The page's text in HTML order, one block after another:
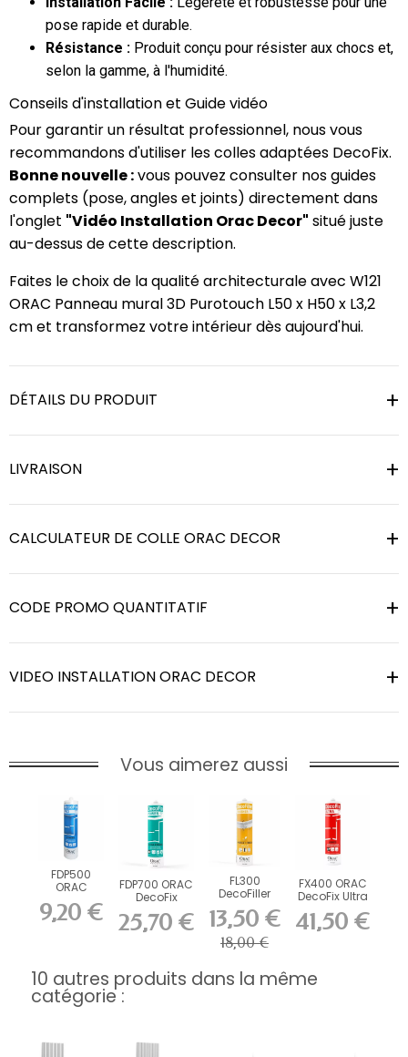
pose rapide et durable.
Résistance : Produit conçu pour résister aux chocs et,
selon la gamme, à l'humidité.
Conseils d'installation et Guide vidéo
Pour garantir un résultat professionnel, nous vous
recommandons d'utiliser les colles adaptées DecoFix.
Bonne nouvelle :vous pouvez consulter nos guides
complets (pose, angles et joints) directement dans
l'onglet "Vidéo Installation Orac Decor" situé juste
au-dessus de cette description.
Faites le choix de la qualité architecturale avec W121
ORAC Panneau mural 3D Purotouch L50 x H50 x L3,2
cm et transformez votre intérieur dès aujourd'hui.
DÉTAILS DU PRODUIT
LIVRAISON
CALCULATEUR DE COLLE ORAC DECOR
CODE PROMO QUANTITATIF
VIDEO INSTALLATION ORAC DECOR
Vous aimerez aussi
FDP500
ORAC
DecoFix Pro
310 ml
9,20 €
FDP700 ORAC
DecoFix
Power 290 ml
25,70 €
FL300
DecoFiller
13,50 €
18,00 €
FX400 ORAC
DecoFix Ultra
270 ml
41,50 €
10 autres produits dans la même
catégorie :